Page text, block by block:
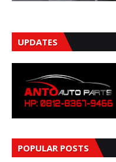
UPDATES
POPULAR POSTS